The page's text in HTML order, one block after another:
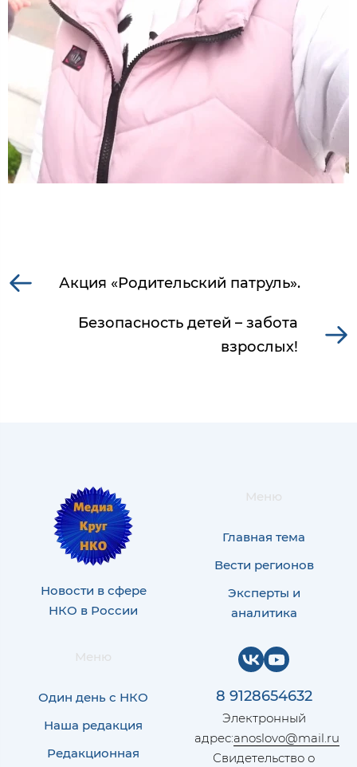
Акция «Родительский патруль».
Безопасность детей – забота
взрослых!
Новости в сфере
НКО в России
Меню
Главная тема
Вести регионов
Эксперты и
аналитика
Меню
Один день с НКО
Наша редакция
Редакционная
8 9128654632
Электронный
адрес:anoslovo@mail.ru
Свидетельство о